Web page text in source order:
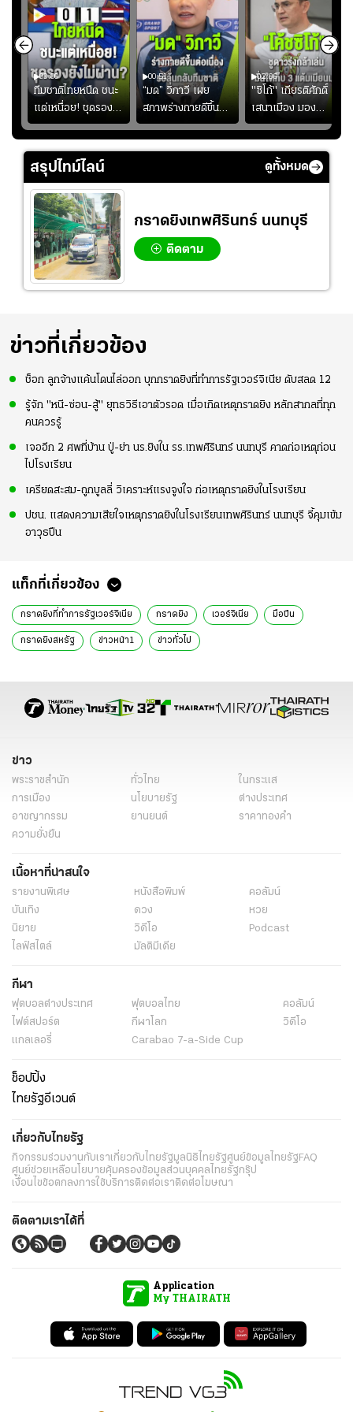
03:00
ทีมชาติไทยหนืด ชนะ
แต่เหนื่อย! ชุดรอง
ยังไม่ผ่าน?
00:51
“มด” วิภาวี เผย
สภาพร่างกายดีขึ้น
อย่างต่อเนื่อง พร้อม
พยายามลงสนามให้
02:06
"ซิโก้" เกียรติศักดิ์
เสนาเมือง มอง
ว่าการเปิดโอกาสให้
แข้งดาวรุ่งลงสนาม
อย่างต่อเนื่อง
สรุปไทม์ไลน์ ดูทั้งหมด
กราดยิงเทพศิรินทร์ นนทบุรี
ติดตาม
ข่าวที่เกี่ยวข้อง
ช็อก ลูกจ้างแค้นโดนไล่ออก บุกกราดยิงที่ทำการรัฐเวอร์จิเนีย ดับสลด 12
รู้จัก "หนี-ซ่อน-สู้" ยุทธวิธีเอาตัวรอด เมื่อเกิดเหตุกราดยิง หลักสากลที่ทุก
คนควรรู้
เจออีก 2 ศพที่บ้าน ปู่-ย่า นร.ยิงใน รร.เทพศิรินทร์ นนทบุรี คาดก่อเหตุก่อน
ไปโรงเรียน
เครียดสะสม-ถูกบูลลี่ วิเคราะห์แรงจูงใจ ก่อเหตุกราดยิงในโรงเรียน
ปชน. แสดงความเสียใจเหตุกราดยิงในโรงเรียนเทพศิรินทร์ นนทบุรี จี้คุมเข้ม
อาวุธปืน
แท็กที่เกี่ยวข้อง
กราดยิงที่ทำการรัฐเวอร์จิเนีย กราดยิง เวอร์จิเนีย มือปืน
กราดยิงสหรัฐ ข่าวหน้า1 ข่าวทั่วไป
ข่าว
พระราชสำนัก ทั่วไทย
ในกระแส
การเมือง
นโยบายรัฐ
ต่างประเทศ
อาชญากรรม
ยานยนต์
ราคาทองคำ
ความยั่งยืน
เนื้อหาที่น่าสนใจ
รายงานพิเศษ หนังสือพิมพ์
คอลัมน์
บันเทิง
ดวง
หวย
นิยาย
วิดีโอ
Podcast
ไลฟ์สไตล์
มัลติมีเดีย
กีฬา
ฟุตบอลต่่างประเทศ ฟุตบอลไทย
คอลัมน์
ไฟต์สปอร์ต
กีฬาโลก
วิดีโอ
แกลเลอรี่
Carabao 7-a-Side Cup
ช็อปปิ้ง
ไทยรัฐอีเวนต์
เกี่ยวกับไทยรัฐ
กิจกรรมร่วมงานกับเราเกี่ยวกับไทยรัฐมูลนิธิไทยรัฐศูนย์ข้อมูลไทยรัฐFAQ
ศูนย์ช่วยเหลือนโยบายคุ้มครองข้อมูลส่วนบุคคลไทยรัฐกรุ๊ป
เงื่อนไขข้อตกลงการใช้บริการติดต่อเราติดต่อโฆษณา
ติดตามเราได้ที่
Application
My THAIRATH